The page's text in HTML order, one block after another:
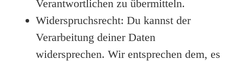
Verantwortlichen zu übermitteln.
Widerspruchsrecht: Du kannst der
Verarbeitung deiner Daten
widersprechen. Wir entsprechen dem, es